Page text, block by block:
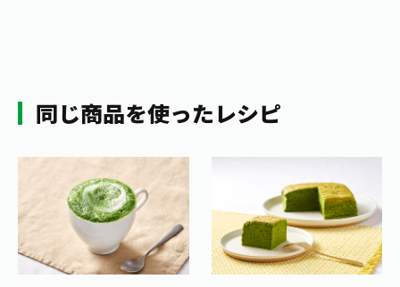
同じ商品を使ったレシピ